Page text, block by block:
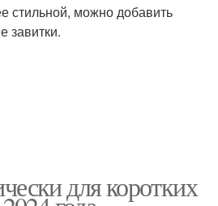
стильной, можно добавить
завитки.
для коротких